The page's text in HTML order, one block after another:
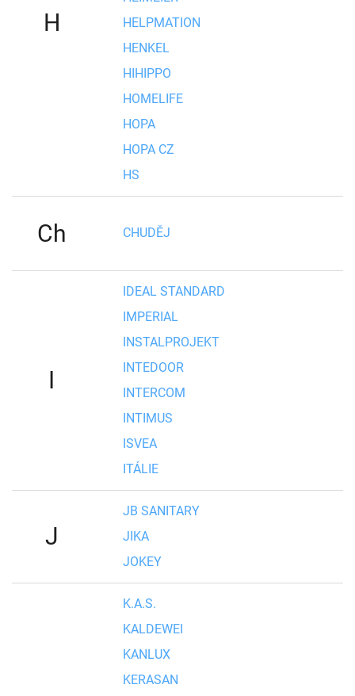
H
HELPMATION
HENKEL
HIHIPPO
HOMELIFE
HOPA
HOPA CZ
HS
Ch CHUDĚJ
I
IDEAL STANDARD
IMPERIAL
INSTALPROJEKT
INTEDOOR
INTERCOM
INTIMUS
ISVEA
ITÁLIE
J
JB SANITARY
JIKA
JOKEY
K.A.S.
KALDEWEI
KANLUX
KERASAN